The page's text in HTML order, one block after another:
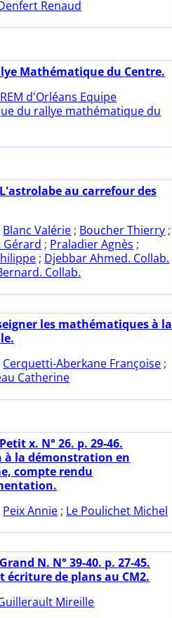
Renaud
Mathématique du Centre.
d'Orléans Equipe
du rallye mathématique du
L'astrolabe au carrefour des
Blanc Valérie ; Boucher Thierry ;
Gérard ; Praladier Agnès ;
; Djebbar Ahmed. Collab.
Collab.
les mathématiques à la
Cerquetti-Aberkane Françoise ;
Catherine
Petit x. N° 26. p. 29-46.
la démonstration en
compte rendu
Peix Annie ; Le Poulichet Michel
Grand N. N° 39-40. p. 27-45.
écriture de plans au CM2.
Mireille